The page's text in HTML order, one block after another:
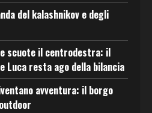
del kalashnikov e degli
scuote il centrodestra: il
Luca resta ago della bilancia
avventura: il borgo